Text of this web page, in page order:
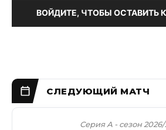
ВОЙДИТЕ, ЧТОБЫ ОСТАВИТЬ
Серия А - сезон